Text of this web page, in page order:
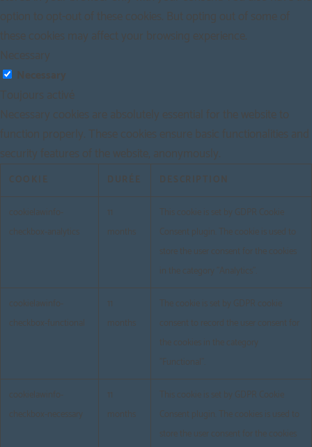
option to opt-out of these cookies. But opting out of some of
these cookies may affect your browsing experience.
Necessary
Necessary
Toujours activé
Necessary cookies are absolutely essential for the website to
function properly. These cookies ensure basic functionalities and
security features of the website, anonymously.
COOKIE DURÉE DESCRIPTION
cookielawinfo-
checkbox-analytics
11
months
This cookie is set by GDPR Cookie
Consent plugin. The cookie is used to
store the user consent for the cookies
in the category "Analytics".
cookielawinfo-
checkbox-functional
11
months
The cookie is set by GDPR cookie
consent to record the user consent for
the cookies in the category
"Functional".
cookielawinfo-
checkbox-necessary
11
months
This cookie is set by GDPR Cookie
Consent plugin. The cookies is used to
store the user consent for the cookies